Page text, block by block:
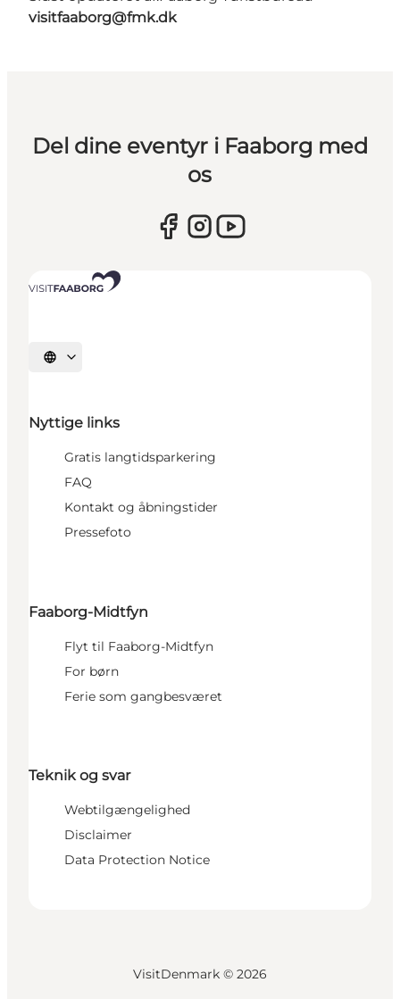
visitfaaborg@fmk.dk
Del dine eventyr i Faaborg med
os
Vælg sprog
Nyttige links
Gratis langtidsparkering
FAQ
Kontakt og åbningstider
Pressefoto
Faaborg-Midtfyn
Flyt til Faaborg-Midtfyn
For børn
Ferie som gangbesværet
Teknik og svar
Webtilgængelighed
Disclaimer
Data Protection Notice
VisitDenmark © 2026